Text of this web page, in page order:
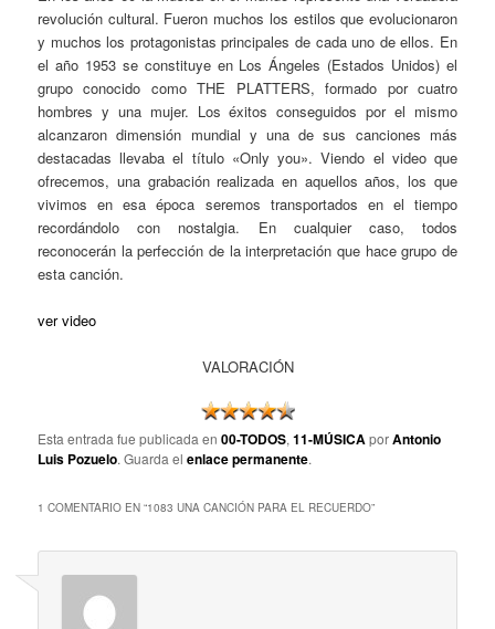
revolución cultural. Fueron muchos los estilos que evolucionaron
y muchos los protagonistas principales de cada uno de ellos. En
el año 1953 se constituye en Los Ángeles (Estados Unidos) el
grupo conocido como THE PLATTERS, formado por cuatro
hombres y una mujer. Los éxitos conseguidos por el mismo
alcanzaron dimensión mundial y una de sus canciones más
destacadas llevaba el título «Only you». Viendo el video que
ofrecemos, una grabación realizada en aquellos años, los que
vivimos en esa época seremos transportados en el tiempo
recordándolo con nostalgia. En cualquier caso, todos
reconocerán la perfección de la interpretación que hace grupo de
esta canción.
ver video
VALORACIÓN
Esta entrada fue publicada en00-TODOS,11-MÚSICAporAntonio
Luis Pozuelo. Guarda elenlace permanente.
1 COMENTARIO EN “1083 UNA CANCIÓN PARA EL RECUERDO”